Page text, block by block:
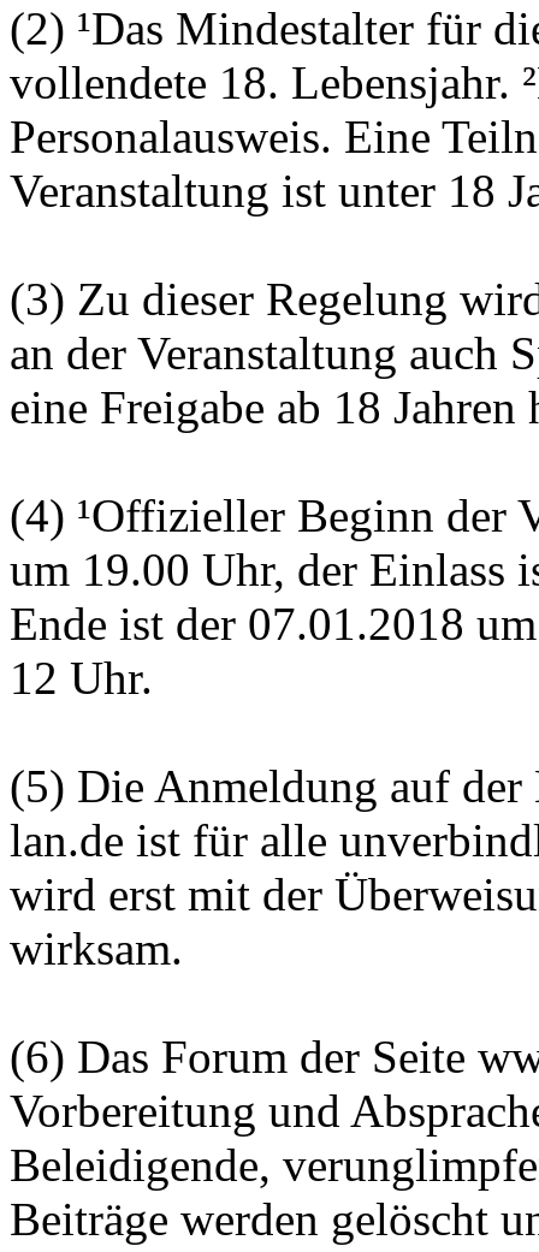
(2) ¹Das Mindestalter für
vollendete 18. Lebensjahr.
Personalausweis. Eine
Veranstaltung ist unter 18
(3) Zu dieser Regelung
an der Veranstaltung auch
eine Freigabe ab 18 Jahren
(4) ¹Offizieller Beginn der
um 19.00 Uhr, der Einlass
Ende ist der 07.01.2018
12 Uhr.
(5) Die Anmeldung auf der
lan.de ist für alle
wird erst mit der
wirksam.
(6) Das Forum der Seite
Vorbereitung und
Beleidigende,
Beiträge werden gelöscht